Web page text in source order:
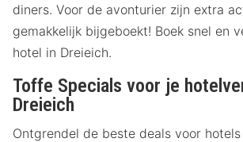
diners. Voor de avonturier zijn extra
gemakkelijk bijgeboekt! Boek snel en
hotel in Dreieich.
Toffe Specials voor je
Dreieich
Ontgrendel de beste deals voor